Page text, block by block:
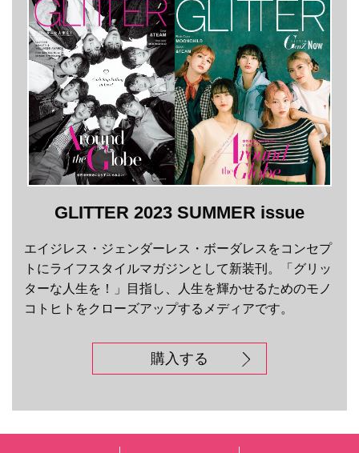
GLITTER 2023 SUMMER issue
エイジレス・ジェンダーレス・ボーダレスをコンセプ
トにライフスタイルマガジンとして新装刊。「グリッ
ターな人生を！」目指し、人生を輝かせるためのモノ
コトヒトをクローズアップするメディアです。
購入する